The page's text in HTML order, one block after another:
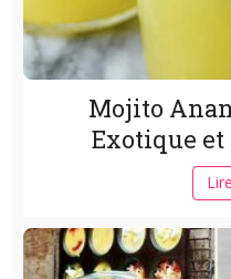
Mojito
Exotique